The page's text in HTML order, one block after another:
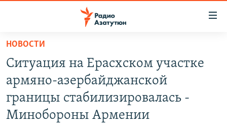
Перейти
основному
содержанию
Перейти
основной
НОВОСТИ
ПОЛИТИКА
ОБЩЕСТВО
НОВОСТИ
Ситуация на Ерасхском участке
армяно-азербайджанской
границы стабилизировалась -
Минобороны Армении